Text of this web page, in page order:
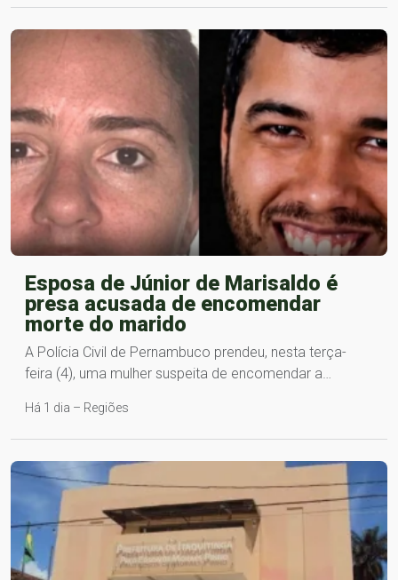
Esposa de Júnior de Marisaldo é
presa acusada de encomendar
morte do marido
A Polícia Civil de Pernambuco prendeu, nesta terça-
feira (4), uma mulher suspeita de encomendar a…
Há 1 dia – Regiões